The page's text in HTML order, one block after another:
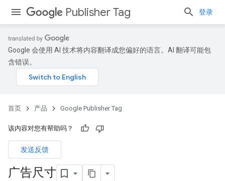
Publisher Tag 登录
Google 会使用 AI 技术将内容翻译成您偏好的语言。AI 翻译可能包
含错误。
首页 产品 Google Publisher Tag
该内容对您有帮助吗？
发送反馈
广告尺寸